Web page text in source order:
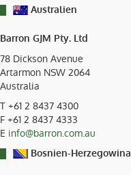
Australien
Barron GJM Pty. Ltd
78 Dickson Avenue
Artarmon NSW 2064
Australia
T +61 2 8437 4300
F +61 2 8437 4333
E info@barron.com.au
Bosnien-Herzegowina